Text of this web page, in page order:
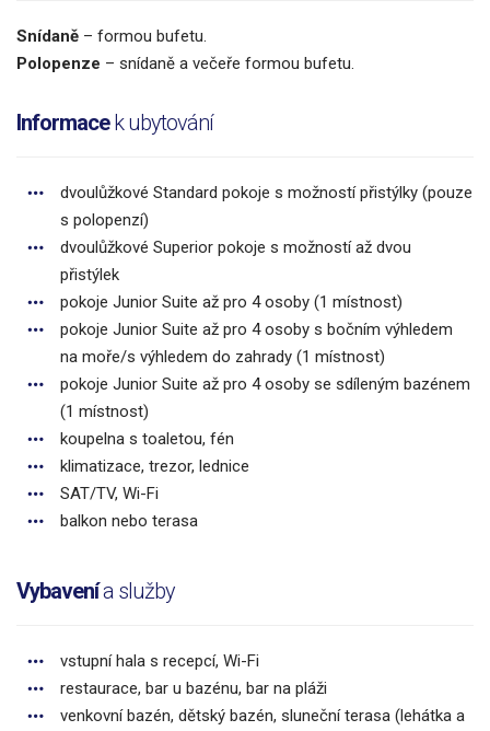
Snídaně – formou bufetu.
Polopenze – snídaně a večeře formou bufetu.
Informacek ubytování
dvoulůžkové Standard pokoje s možností přistýlky (pouze
s polopenzí)
dvoulůžkové Superior pokoje s možností až dvou
přistýlek
pokoje Junior Suite až pro 4 osoby (1 místnost)
pokoje Junior Suite až pro 4 osoby s bočním výhledem
na moře/s výhledem do zahrady (1 místnost)
pokoje Junior Suite až pro 4 osoby se sdíleným bazénem
(1 místnost)
koupelna s toaletou, fén
klimatizace, trezor, lednice
SAT/TV, Wi-Fi
balkon nebo terasa
Vybavenía služby
vstupní hala s recepcí, Wi-Fi
restaurace, bar u bazénu, bar na pláži
venkovní bazén, dětský bazén, sluneční terasa (lehátka a